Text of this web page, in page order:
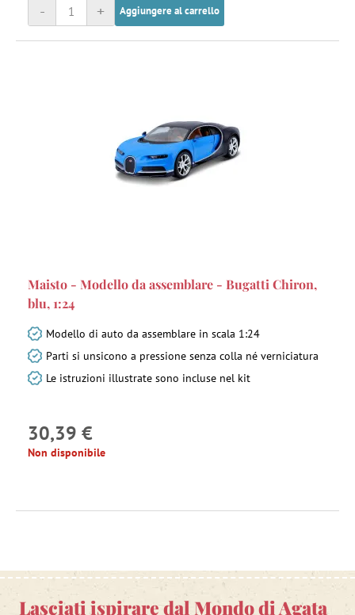
+
- Aggiungere al carrello
Maisto - Modello da assemblare - Bugatti Chiron,
blu, 1:24
Modello di auto da assemblare in scala 1:24
Parti si unsicono a pressione senza colla né verniciatura
Le istruzioni illustrate sono incluse nel kit
30,39 €
Non disponibile
Lasciati ispirare dal Mondo di Agata